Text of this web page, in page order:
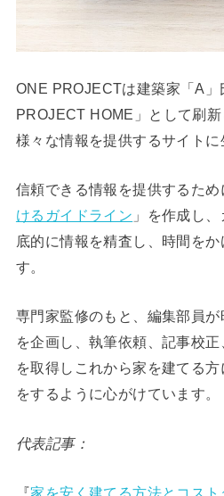
ONE PROJECTは建築家「A」
PROJECT HOME」として刷
様々な情報を提供するサイトに
信頼できる情報を提供するため
けるガイドライン 」を作成し
底的に情報を精査し、時間を
す。
専門家監修のもと、編集部員
を企画し、執筆依頼、記事校
を取得しこれから家を建てる
をするように心がけています。
代表記事：
『家を安く建てる方法とコス